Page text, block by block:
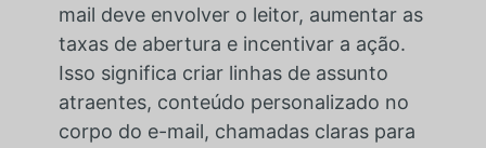
mail deve envolver o leitor, aumentar as
taxas de abertura e incentivar a ação.
Isso significa criar linhas de assunto
atraentes, conteúdo personalizado no
corpo do e-mail, chamadas claras para